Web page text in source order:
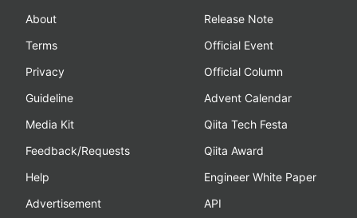
About
Terms
Privacy
Guideline
Media Kit
Feedback/Requests
Help
Advertisement
Release Note
Official Event
Official Column
Advent Calendar
Qiita Tech Festa
Qiita Award
Engineer White Paper
API